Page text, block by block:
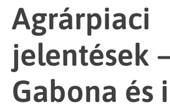
Agrárpiaci
jelentések –
Gabona és